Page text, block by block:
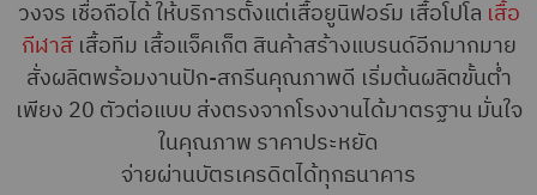
วงจร เชื่อถือได้ ให้บริการตั้งแต่เสื้อยูนิฟอร์ม เสื้อโปโล เสื้อ
กีฬาสีเสื้อทีม เสื้อแจ็คเก็ต สินค้าสร้างแบรนด์อีกมากมาย
สั่งผลิตพร้อมงานปัก-สกรีนคุณภาพดี เริ่มต้นผลิตขั้นต่ำ
เพียง 20 ตัวต่อแบบ ส่งตรงจากโรงงานได้มาตรฐาน มั่นใจ
ในคุณภาพ ราคาประหยัด
จ่ายผ่านบัตรเครดิตได้ทุกธนาคาร